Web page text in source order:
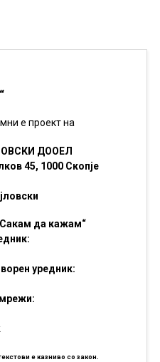
е проект на
ДООЕЛ
45, 1000 Скопје
да кажам“
уредник:
е казниво со закон.